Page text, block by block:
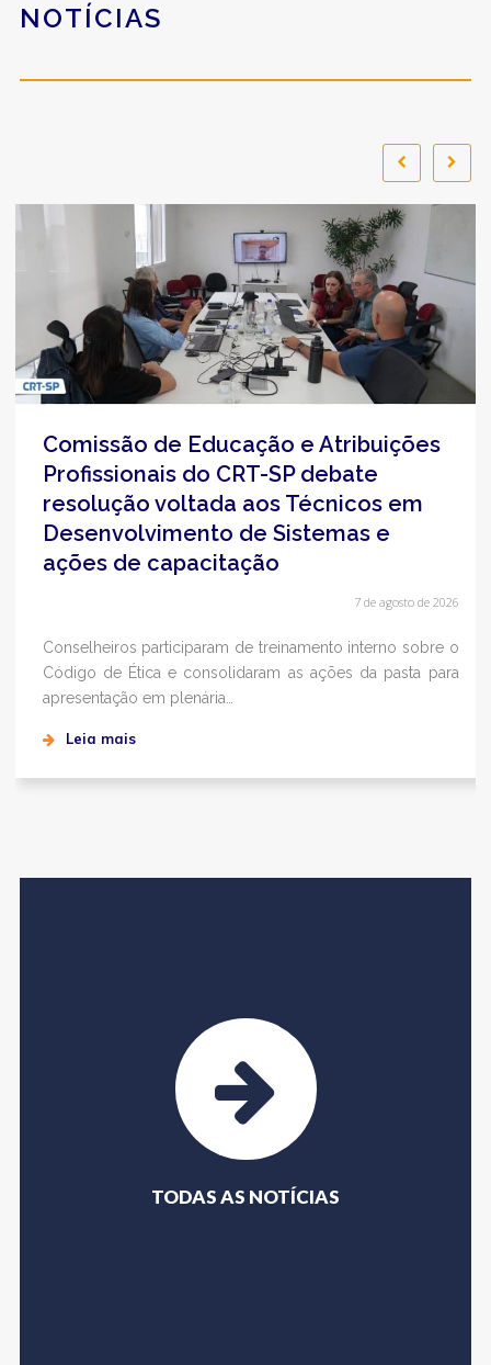
NOTÍCIAS
Comissão de Educação e Atribuições
Profissionais do CRT-SP debate
resolução voltada aos Técnicos em
Desenvolvimento de Sistemas e
ações de capacitação
7 de agosto de 2026
Conselheiros participaram de treinamento interno sobre o
Código de Ética e consolidaram as ações da pasta para
apresentação em plenária…
Leia mais
TODAS AS NOTÍCIAS